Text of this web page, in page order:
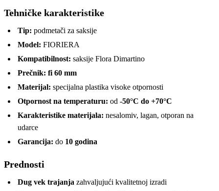
Tehničke karakteristike
Tip: podmetači za saksije
Model: FIORIERA
Kompatibilnost: saksije Flora Dimartino
Prečnik: fi 60 mm
Materijal: specijalna plastika visoke otpornosti
Otpornost na temperaturu: od -50°C do +70°C
Karakteristike materijala: nesalomiv, lagan, otporan na
udarce
Garancija: do 10 godina
Prednosti
Dug vek trajanja zahvaljujući kvalitetnoj izradi